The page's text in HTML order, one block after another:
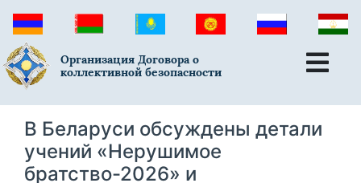
Организация Договора о
коллективной безопасности
В Беларуси обсуждены детали
учений «Нерушимое
братство-2026» и